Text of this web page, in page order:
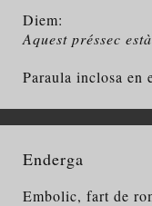
Diem:
Aquest préssec
Paraula inclosa
Enderga
Embolic, fart de